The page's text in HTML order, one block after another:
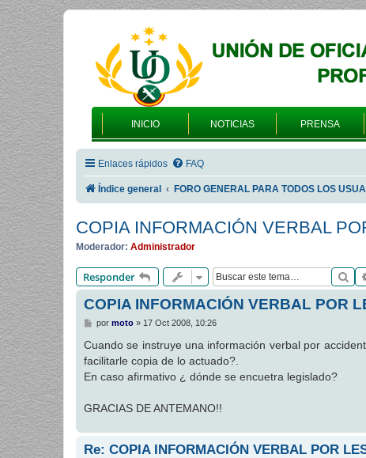
INICIO NOTICIAS PRENSA
Enlaces rápidos FAQ
Índice general FORO GENERAL PARA TODOS LOS
COPIA INFORMACIÓN VERBAL
Moderador: Administrador
Responder
COPIA INFORMACIÓN VERBAL POR
M
n
a
j
e
por moto» 17 Oct 2008, 10:26
Cuando se instruye una información verbal por
facilitarle copia de lo actuado?.
En caso afirmativo ¿ dónde se encuetra legislado?
GRACIAS DE ANTEMANO!!
Re: COPIA INFORMACIÓN VERBAL POR